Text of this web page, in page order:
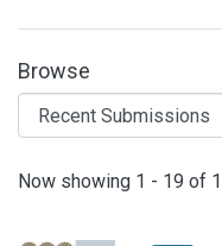
Browse
Recent
Now showing 1 - 19 of